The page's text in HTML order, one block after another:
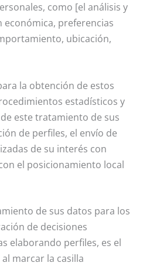
como [el análisis y
preferencias
ubicación,
la obtención de estos
estadísticos y
este tratamiento de sus
de perfiles, el envío de
de su interés con
el posicionamiento local
de sus datos para los
de decisiones
elaborando perfiles, es el
marcar la casilla